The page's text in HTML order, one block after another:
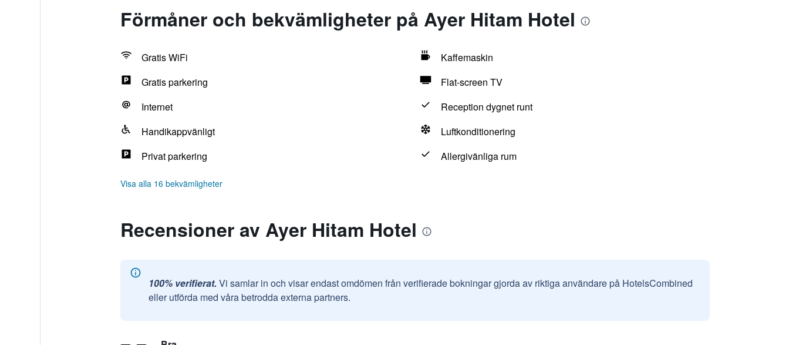
Förmåner och bekvämligheter på Ayer Hitam Hotel
Gratis WiFi
Kaffemaskin
Gratis parkering
Flat-screen TV
Internet
Reception dygnet runt
Handikappvänligt
Luftkonditionering
Privat parkering
Allergivänliga rum
Visa alla 16 bekvämligheter
Recensioner av Ayer Hitam Hotel
100% verifierat. Vi samlar in och visar endast omdömen från verifierade bokningar gjorda av riktiga användare på HotelsCombined
eller utförda med våra betrodda externa partners.